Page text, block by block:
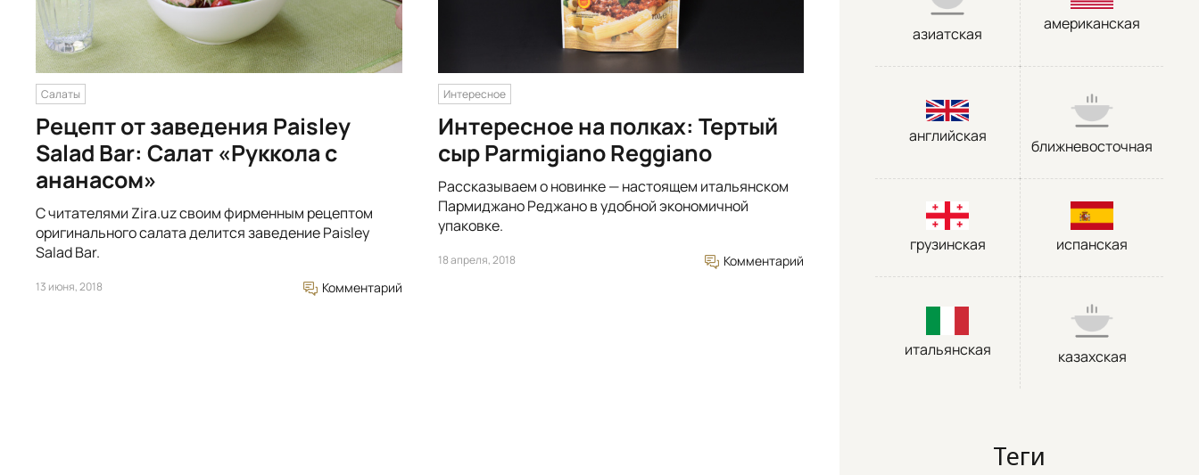
Салаты
Рецепт от заведения Paisley
Salad Bar: Салат «Руккола с
ананасом»
С читателями Zira.uz cвоим фирменным рецептом
оригинального салата делится заведение Paisley
Salad Bar.
13 июня, 2018 Комментарий
Интересное
Интересное на полках: Тертый
сыр Parmigiano Reggiano
Рассказываем о новинке — настоящем итальянском
Пармиджано Реджано в удобной экономичной
упаковке.
18 апреля, 2018 Комментарий
азиатская
американская
английская
ближневосточная
грузинская испанская
итальянская казахская
Теги